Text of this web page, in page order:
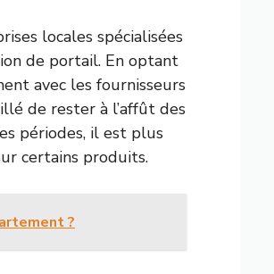
locales spécialisées
de portail. En optant
avec les fournisseurs
de rester à l’affût des
périodes, il est plus
certains produits.
?